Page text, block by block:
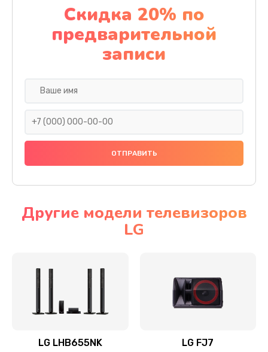
Замена дисплея (экрана)
2000 руб.
Заказать
Ремонт платы электроники
Прошивка
Ремонт механики привода
Ремонт / замена кнопок, клавиш, индикаторов,
Скидка 20% по
предварительной
записи
Другие модели телевизоров
LG
LG LHB655NK LG FJ7